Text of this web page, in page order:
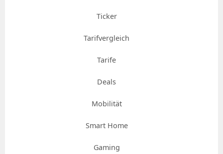
Ticker
Tarifvergleich
Tarife
Deals
Mobilität
Smart Home
Gaming